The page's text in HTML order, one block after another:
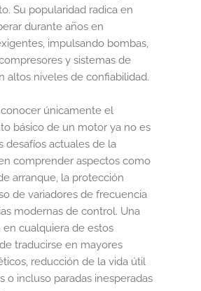
de Marcombo
Su popularidad radica en
durante años en
impulsando bombas,
y sistemas de
altos niveles de confiabilidad.
únicamente el
básico de un motor ya no es
desafíos actuales de la
comprender aspectos como
arranque, la protección
de variadores de frecuencia
modernas de control. Una
en cualquiera de estos
traducirse en mayores
reducción de la vida útil
o incluso paradas inesperadas